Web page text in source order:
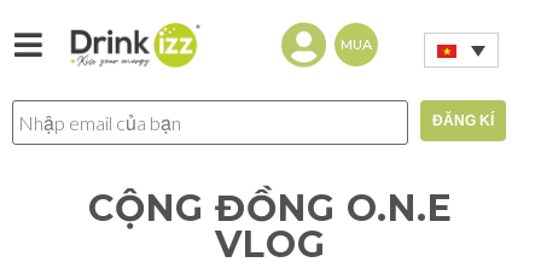
MUA
CỘNG ĐỒNG O.N.E
VLOG